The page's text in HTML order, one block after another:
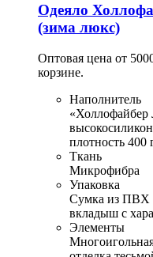
Одеяло
(зима люкс)
Оптовая цена от
корзине.
Наполнитель
«Холлофайбер
плотность 400
Ткань
Микрофибра
Упаковка
Сумка из ПВХ
вкладыш с
Элементы